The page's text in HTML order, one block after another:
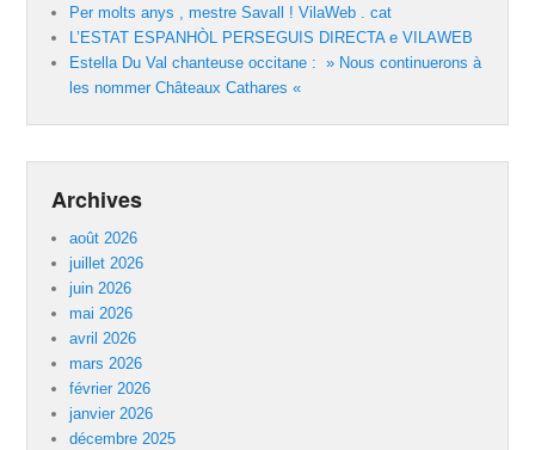
Per molts anys , mestre Savall ! VilaWeb . cat
L’ESTAT ESPANHÒL PERSEGUIS DIRECTA e VILAWEB
Estella Du Val chanteuse occitane : » Nous continuerons à
les nommer Châteaux Cathares «
Archives
août 2026
juillet 2026
juin 2026
mai 2026
avril 2026
mars 2026
février 2026
janvier 2026
décembre 2025